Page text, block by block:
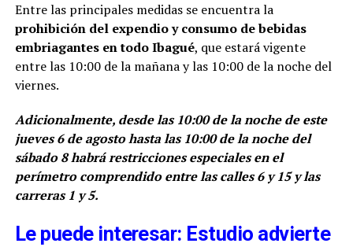
Entre las principales medidas se encuentra la
prohibición del expendio y consumo de bebidas
embriagantes en todo Ibagué, que estará vigente
entre las 10:00 de la mañana y las 10:00 de la noche del
viernes.
Adicionalmente, desde las 10:00 de la noche de este
jueves 6 de agosto hasta las 10:00 de la noche del
sábado 8 habrá restricciones especiales en el
perímetro comprendido entre las calles 6 y 15 y las
carreras 1 y 5.
Le puede interesar: Estudio advierte